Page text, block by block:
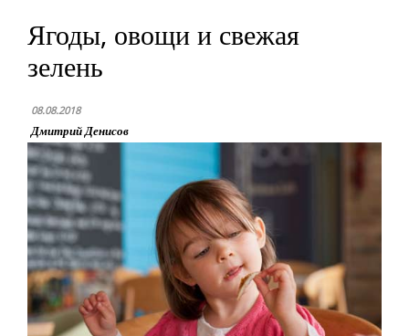
Ягоды, овощи и свежая
зелень
08.08.2018
Дмитрий Денисов